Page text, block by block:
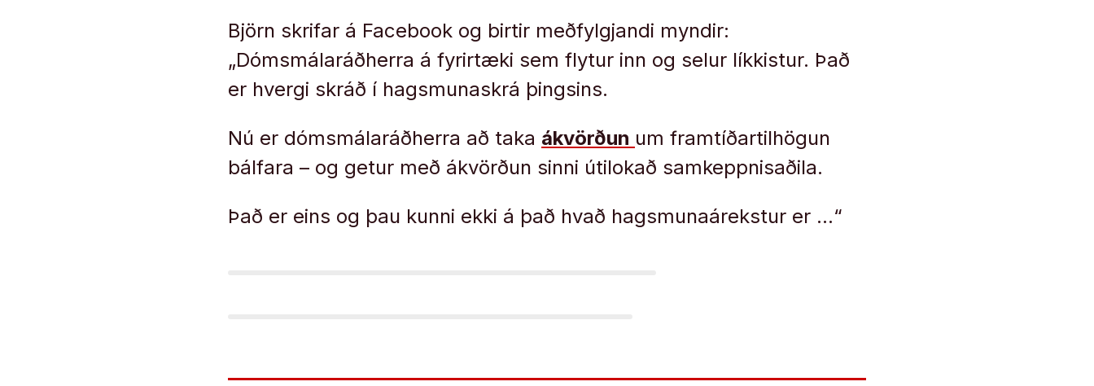
Björn skrifar á Facebook og birtir meðfylgjandi myndir:
„Dómsmálaráðherra á fyrirtæki sem flytur inn og selur líkkistur. Það
er hvergi skráð í hagsmunaskrá þingsins.
Nú er dómsmálaráðherra að taka ákvörðun um framtíðartilhögun
bálfara – og getur með ákvörðun sinni útilokað samkeppnisaðila.
Það er eins og þau kunni ekki á það hvað hagsmunaárekstur er …“